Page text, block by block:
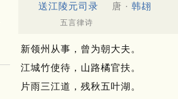
送江陵元司录 唐 · 韩翃
五言律诗
新领州从事，曾为朝大夫。
江城竹使待，山路橘官扶。
片雨三江道，残秋五叶湖。